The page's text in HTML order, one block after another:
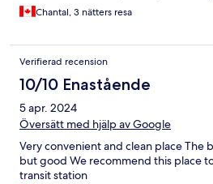
Chantal, 3 nätters resa
Verifierad recension
10/10 Enastående
5 apr. 2024
Översätt med hjälp av Google
Very convenient and clean place The
but good We recommend this place
transit station